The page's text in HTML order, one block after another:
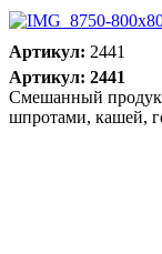
Артикул: 2441
Артикул: 2441
Смешанный
шпротами, кашей,